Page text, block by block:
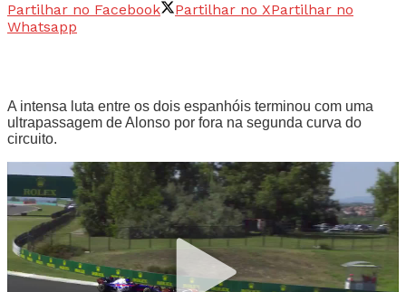
Partilhar no Facebook Partilhar no XPartilhar no
Whatsapp
A intensa luta entre os dois espanhóis terminou com uma
ultrapassagem de Alonso por fora na segunda curva do
circuito.